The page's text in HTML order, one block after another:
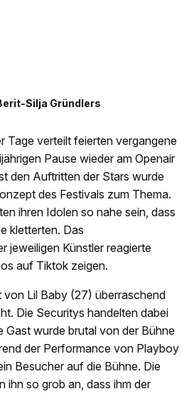
Silja Gründlers
Tage verteilt feierten vergangene
Pause wieder am Openair
den Auftritten der Stars wurde
des Festivals zum Thema.
ihren Idolen so nahe sein, dass
kletterten. Das
jeweiligen Künstler reagierte
auf Tiktok zeigen.
Lil Baby (27) überraschend
Die Securitys handelten dabei
Gast wurde brutal von der Bühne
der Performance von Playboy
Besucher auf die Bühne. Die
ihn so grob an, dass ihm der